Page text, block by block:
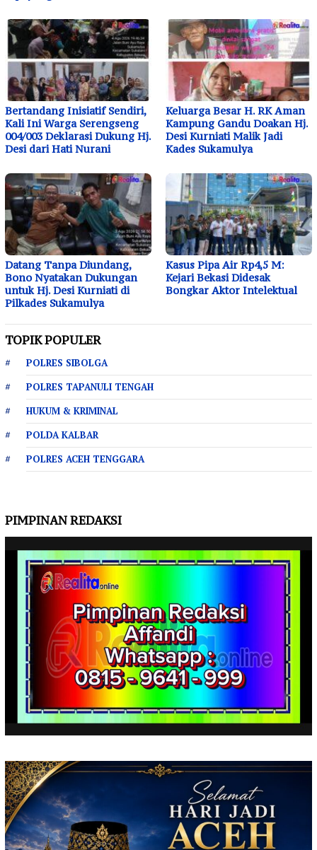
Bertandang Inisiatif Sendiri,
Kali Ini Warga Serengseng
004/003 Deklarasi Dukung Hj.
Desi dari Hati Nurani
Keluarga Besar H. RK Aman
Kampung Gandu Doakan Hj.
Desi Kurniati Malik Jadi
Kades Sukamulya
Datang Tanpa Diundang,
Bono Nyatakan Dukungan
untuk Hj. Desi Kurniati di
Pilkades Sukamulya
Kasus Pipa Air Rp4,5 M:
Kejari Bekasi Didesak
Bongkar Aktor Intelektual
TOPIK POPULER
POLRES SIBOLGA
POLRES TAPANULI TENGAH
HUKUM & KRIMINAL
POLDA KALBAR
POLRES ACEH TENGGARA
PIMPINAN REDAKSI